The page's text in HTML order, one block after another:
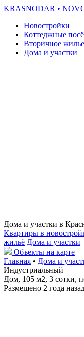
KRASNODAR •
Новостройки
Коттеджные
Вторичное жилье
Дома и участки
Дома и участки в
Квартиры в
жильё Дома и участки
Объекты на карте
Главная • Дома и
Индустриальный
Дом, 105 м2, 3 сотки,
Размещено 2 года